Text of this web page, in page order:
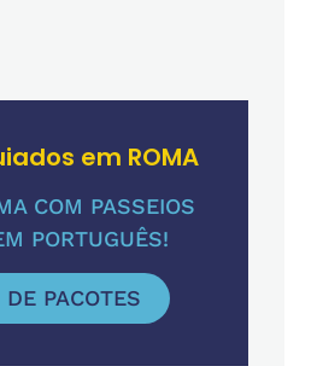
em ROMA
COM PASSEIOS
PORTUGUÊS!
DE PACOTES